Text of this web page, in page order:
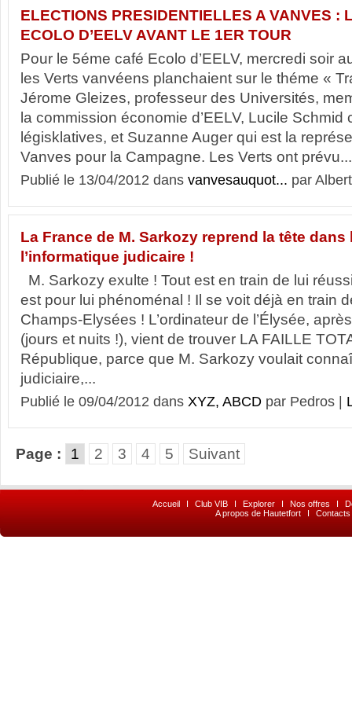
ELECTIONS PRESIDENTIELLES A VANVES :
ECOLO D’EELV AVANT LE 1ER TOUR
Pour le 5éme café Ecolo d’EELV, mercredi soir
les Verts vanvéens planchaient sur le théme «
Jérome Gleizes, professeur des Universités,
la commission économie d’EELV, Lucile Schmid
légisklatives, et Suzanne Auger qui est la
Vanves pour la Campagne. Les Verts ont prévu...
Publié le 13/04/2012 dans vanvesauquot... par
La France de M. Sarkozy reprend la tête dans
l’informatique judicaire !
M. Sarkozy exulte ! Tout est en train de lui
est pour lui phénoménal ! Il se voit déjà en train
Champs-Elysées ! L’ordinateur de l’Élysée,
(jours et nuits !), vient de trouver LA FAILLE
République, parce que M. Sarkozy voulait
judiciaire,...
Publié le 09/04/2012 dans XYZ, ABCD par Pedros |
Page : 1 2 3 4 5 Suivant
Accueil I Club VIB I Explorer I Nos offres I
A propos de Hautetfort
I Contacts